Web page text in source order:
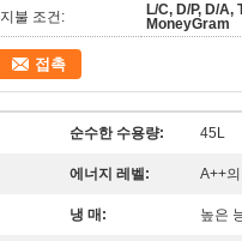
지불 조건:
L/C, D/P, D/A,
MoneyGram
접촉
순수한 수용량: 45L
에너지 레벨: A++
냉 매: 높은